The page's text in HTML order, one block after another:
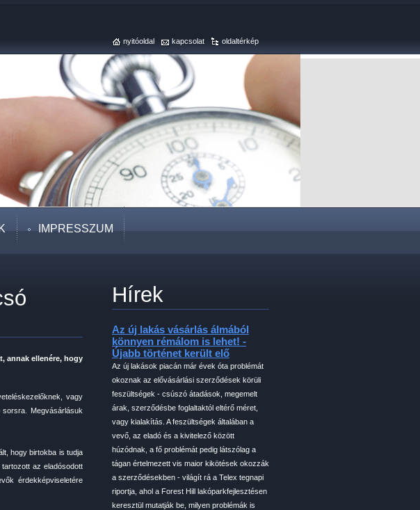
nyitóoldal kapcsolat oldaltérkép
IMPRESSZUM
annak ellenére, hogy
vagy
Megvásárlásuk
hogy birtokba is tudja
az eladósodott
érdekképviseletére
Hírek
Az új lakás vásárlás álmából
könnyen rémálom is lehet! -
Újabb történet került elő
Az új lakások piacán már évek óta problémát
okoznak az elővásárlási szerződések körüli
feszültségek - csúszó átadások, megemelt
árak, szerződésbe foglaltaktól eltérő méret,
vagy kialakítás. A feszültségek általában a
vevő, az eladó és a kivitelező között
húzódnak, a fő problémát pedig látszólag a
tágan értelmezett vis maior kikötések okozzák
a szerződésekben - világít rá a Telex tegnapi
riportja, ahol a Forest Hill lakóparkfejlesztésen
keresztül mutatják be, milyen problémák is